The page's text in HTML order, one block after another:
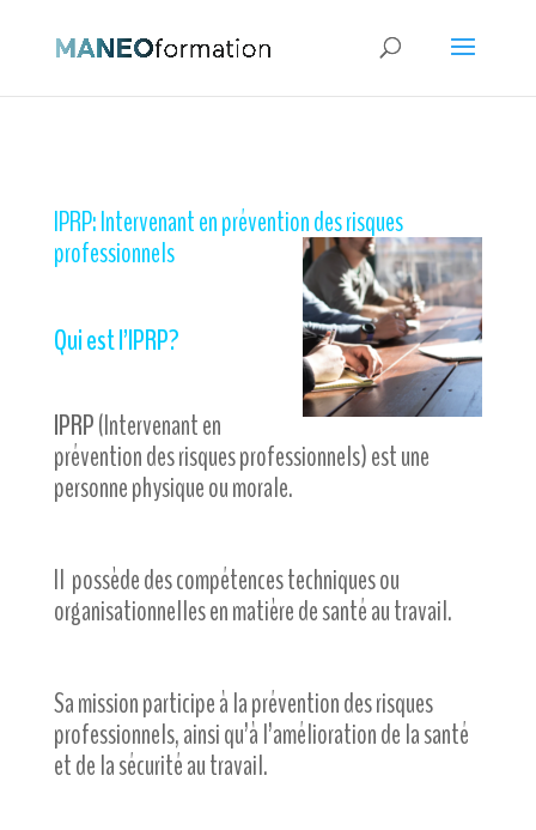
IPRP: Intervenant en prévention des risques
professionnels
Qui est l’IPRP?
IPRP(Intervenant en
prévention des risques professionnels) est une
personne physique ou morale.
Il possède des compétences techniques ou
organisationnelles en matière de santé au travail.
Sa mission participe à la prévention des risques
professionnels, ainsi qu’à l’amélioration de la santé
et de la sécurité au travail.